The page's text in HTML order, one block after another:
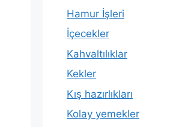
Hamur İşleri
İçecekler
Kahvaltılıklar
Kekler
Kış hazırlıkları
Kolay yemekler